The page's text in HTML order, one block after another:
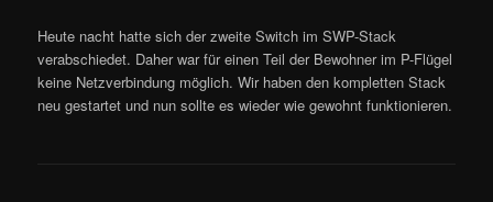
Heute nacht hatte sich der zweite Switch im SWP-Stack
verabschiedet. Daher war für einen Teil der Bewohner im P-Flügel
keine Netzverbindung möglich. Wir haben den kompletten Stack
neu gestartet und nun sollte es wieder wie gewohnt funktionieren.